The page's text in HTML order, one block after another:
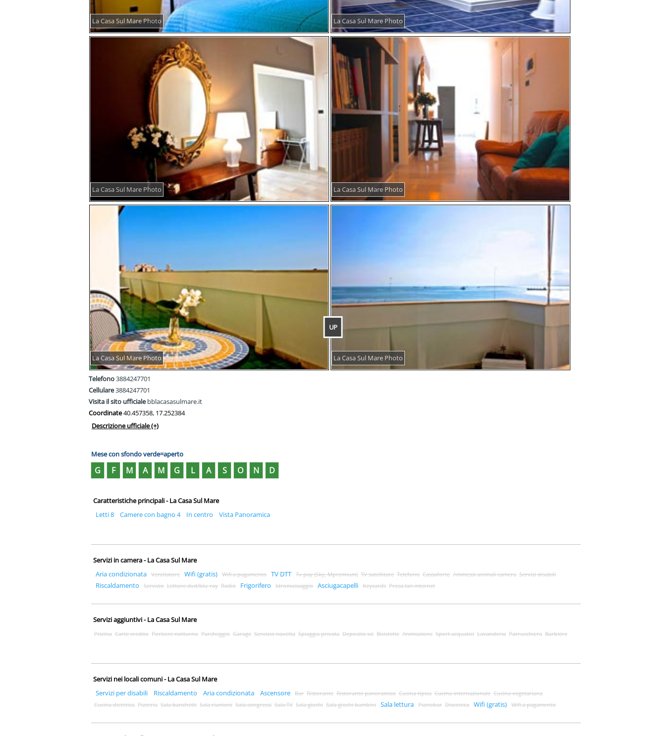
UP
La Casa Sul Mare Photo La Casa Sul Mare Photo
La Casa Sul Mare Photo La Casa Sul Mare Photo
La Casa Sul Mare Photo La Casa Sul Mare Photo
Telefono3884247701
Cellulare3884247701
Visita il sito ufficialebblacasasulmare.it
Coordinate40.457358, 17.252384
Descrizione ufficiale(+)
Mese con sfondo verde=aperto
G F M A M G L A S O N D
Caratteristiche principali - La Casa Sul Mare
Letti 8
Camere con bagno 4 In centro Vista Panoramica
Servizi in camera - La Casa Sul Mare
Aria condizionata Ventilatore Wifi (gratis) Wifi a pagamento TV DTT Tv pay (Sky, Mpremium) TV satellitare Telefono Cassaforte Ammessi animali camera Servizi disabili
Riscaldamento Servizio Lettore dvd/blu-ray Radio Frigorifero Idromassaggio Asciugacapelli Keycards Presa lan internet
Servizi aggiuntivi - La Casa Sul Mare
Piscina Carte credito Portiere notturno Parcheggio Garage Servizio navetta Spiaggia privata Deposito sci Biciclette Animazione Sport acquatici Lavanderia Parrucchiera Barbiere
Servizi nei locali comuni - La Casa Sul Mare
Servizi per disabili
Riscaldamento Aria condizionata Ascensore Bar Ristorante Ristorante panoramico Cucina tipica Cucina internazionale Cucina vegetariana
Cucina dietetica Pizzeria Sala banchetti Sala riunioni Sala congressi Sala TV Sala giochi Sala giochi bambini Sala lettura Pianobar Discoteca Wifi (gratis) Wifi a pagamento